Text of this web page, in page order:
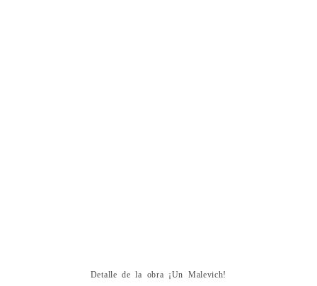
Detalle de la obra ¡Un Malevich!